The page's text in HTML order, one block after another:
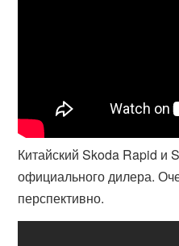
Китайский Skoda Rapid и
официального дилера.
перспективно.